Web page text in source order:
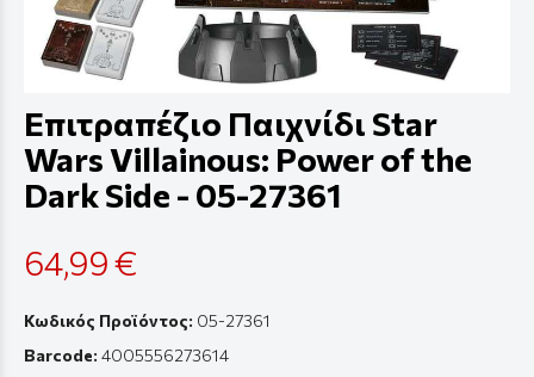
Επιτραπέζιο Παιχνίδι Star
Wars Villainous: Power of the
Dark Side - 05-27361
64,99 €
Κωδικός Προϊόντος: 05-27361
Barcode: 4005556273614